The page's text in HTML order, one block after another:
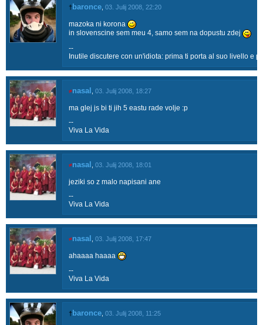
†baronce 03. Julij 2008, 22:20
mazoka ni korona
in slovenscine sem meu 4, samo sem na dopustu zdej
--
Inutile discutere con un'idiota: prima ti porta al suo livello e
≠nasal 03. Julij 2008, 18:27
ma glej js bi ti jih 5 eastu rade volje :p
--
Viva La Vida
≠nasal 03. Julij 2008, 18:01
jeziki so z malo napisani ane
--
Viva La Vida
≠nasal 03. Julij 2008, 17:47
ahaaaa haaaa
--
Viva La Vida
†baronce 03. Julij 2008, 11:25